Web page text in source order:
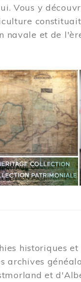
Vous y
navale et de
historiques
archives
et